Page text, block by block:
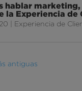
hablar marketing,
la Experiencia de
Experiencia de
antiguas